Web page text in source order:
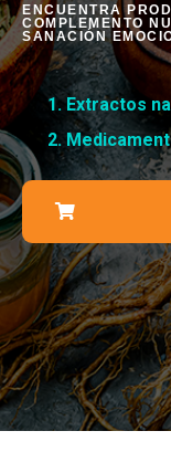
ENCUENTRA
COMPLEMENTO
SANACIÓN
Extractos